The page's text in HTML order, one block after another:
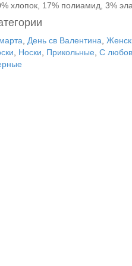
хлопок, 17% полиамид, 3%
День св Валентина
Носки Прикольные С